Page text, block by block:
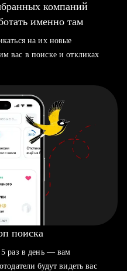
компаний
именно там
на их новые
вас в поиске и откликах
поиска
раз в день — вам
будут видеть вас